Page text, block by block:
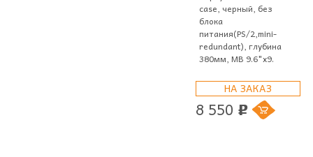
case, черный, без
блока
питания(PS/2,mini-
redundant), глубина
380мм, MB 9.6"x9.
НА ЗАКАЗ
8 550 p